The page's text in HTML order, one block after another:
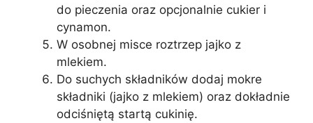
do pieczenia oraz opcjonalnie cukier i
cynamon.
W osobnej misce roztrzep jajko z
mlekiem.
Do suchych składników dodaj mokre
składniki (jajko z mlekiem) oraz dokładnie
odciśniętą startą cukinię.